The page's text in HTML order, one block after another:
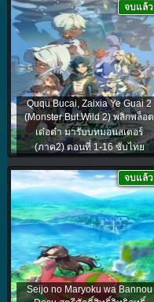
Ququ Bucai, Zaixia Ye Guai 2
(Monster But Wild 2) พลิกพล็อต
เด๋อด๋า มารับบทมอนสเตอร์
(ภาค2) ตอนที่ 1-16 ซับไทย
จบแล้ว
Seijo no Maryoku wa Bannou
จบแล้ว